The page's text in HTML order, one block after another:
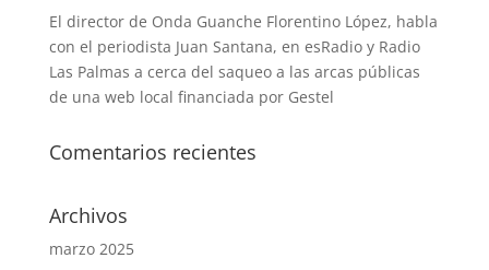
El director de Onda Guanche Florentino López, habla
con el periodista Juan Santana, en esRadio y Radio
Las Palmas a cerca del saqueo a las arcas públicas
de una web local financiada por Gestel
Comentarios recientes
Archivos
marzo 2025